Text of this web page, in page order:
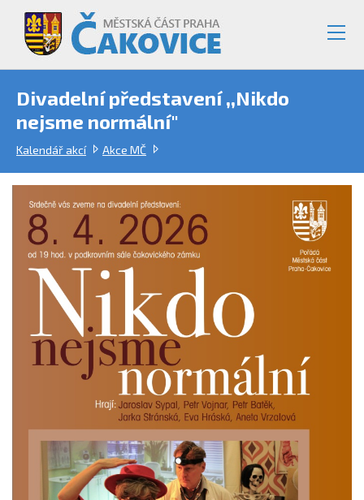
Divadelní představení ,,Nikdo
nejsme normální"
Kalendář akcí Akce MČ